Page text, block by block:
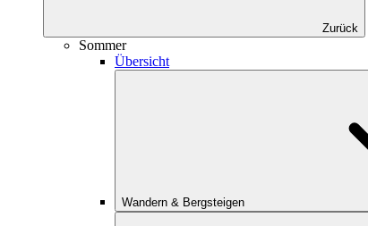
Zurück
Sommer
Übersicht
Wandern & Bergsteigen